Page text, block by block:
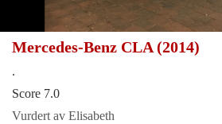
Mercedes-Benz CLA (2014)
.
Score 7.0
Vurdert av Elisabeth